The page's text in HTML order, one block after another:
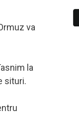
va
la
situri.